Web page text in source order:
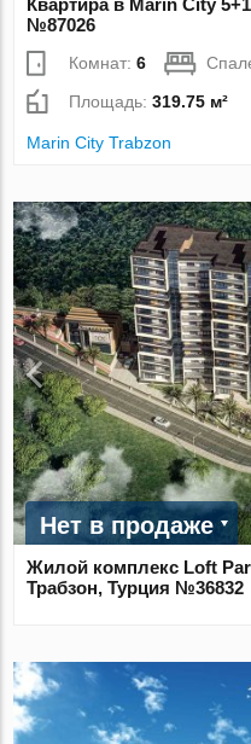
Квартира в Marin City
№87026
Комнат:6
Площадь:319.75 м²
Marin City Trabzon
Нет в продаже
Жилой комплекс Loft
Трабзон, Турция №36832